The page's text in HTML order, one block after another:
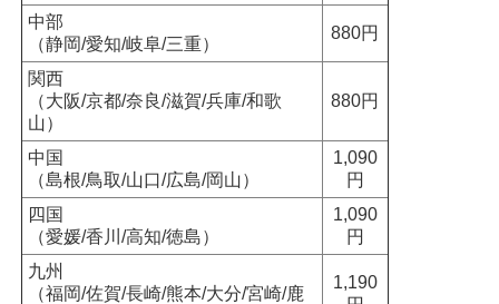
中部
（静岡/愛知/岐阜/三重）
880円
関西
（大阪/京都/奈良/滋賀/兵庫/和歌
山）
880円
中国
（島根/鳥取/山口/広島/岡山）
1,090
円
四国
（愛媛/香川/高知/徳島）
1,090
円
九州
（福岡/佐賀/長崎/熊本/大分/宮崎/鹿
1,190